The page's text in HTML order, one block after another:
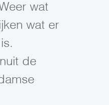
wat
wat er
de